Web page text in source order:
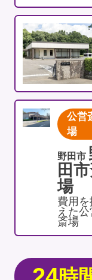
公営
場
野田市
田
場
費用を
えた公
斎場